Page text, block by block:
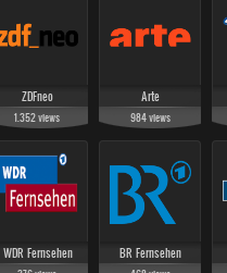
ZDFneo
1.352views
Arte
984views
WDR Fernsehen BR Fernsehen